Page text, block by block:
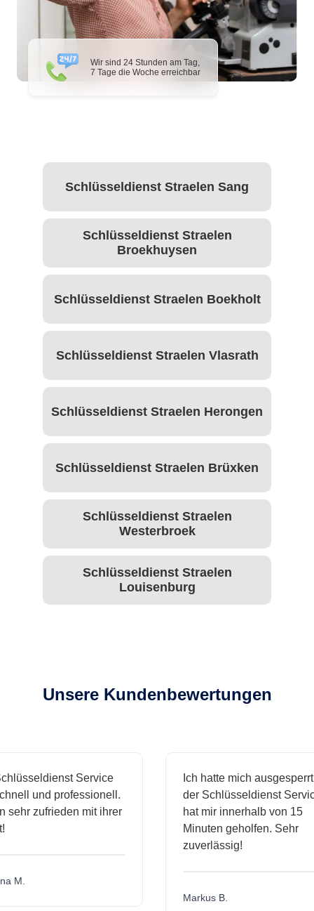
Wir sind 24 Stunden am Tag,
7 Tage die Woche erreichbar
Schlüsseldienst Straelen Sang
Schlüsseldienst Straelen
Broekhuysen
Schlüsseldienst Straelen Boekholt
Schlüsseldienst Straelen Vlasrath
Schlüsseldienst Straelen Herongen
Schlüsseldienst Straelen Brüxken
Schlüsseldienst Straelen
Westerbroek
Schlüsseldienst Straelen
Louisenburg
Unsere Kundenbewertungen
Service
und professionell.
zufrieden mit ihrer
M.
Ich hatte mich ausgesperrt
der Schlüsseldienst Service
hat mir innerhalb von 15
Minuten geholfen. Sehr
zuverlässig!
Markus B.